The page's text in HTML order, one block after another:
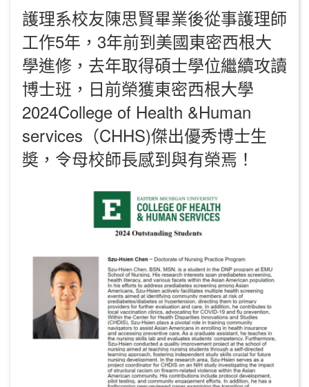
護理系校友陳思賢畢業後從事護理師
工作5年，3年前到美國東密西根大
學進修，去年取得碩士學位繼續攻讀
博士班，日前榮獲東密西根大學
2024College of Health &Human
services（CHHS)傑出優秀博士生
奬，令母校師長感到與有榮焉！